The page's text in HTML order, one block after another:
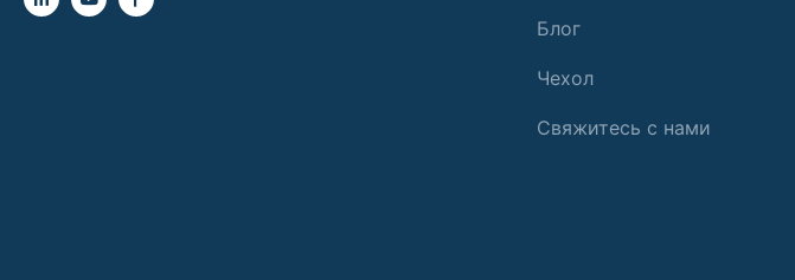
Блог
Чехол
Свяжитесь с нами